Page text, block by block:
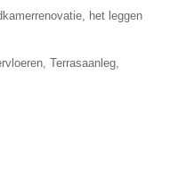
het leggen
Terrasaanleg,